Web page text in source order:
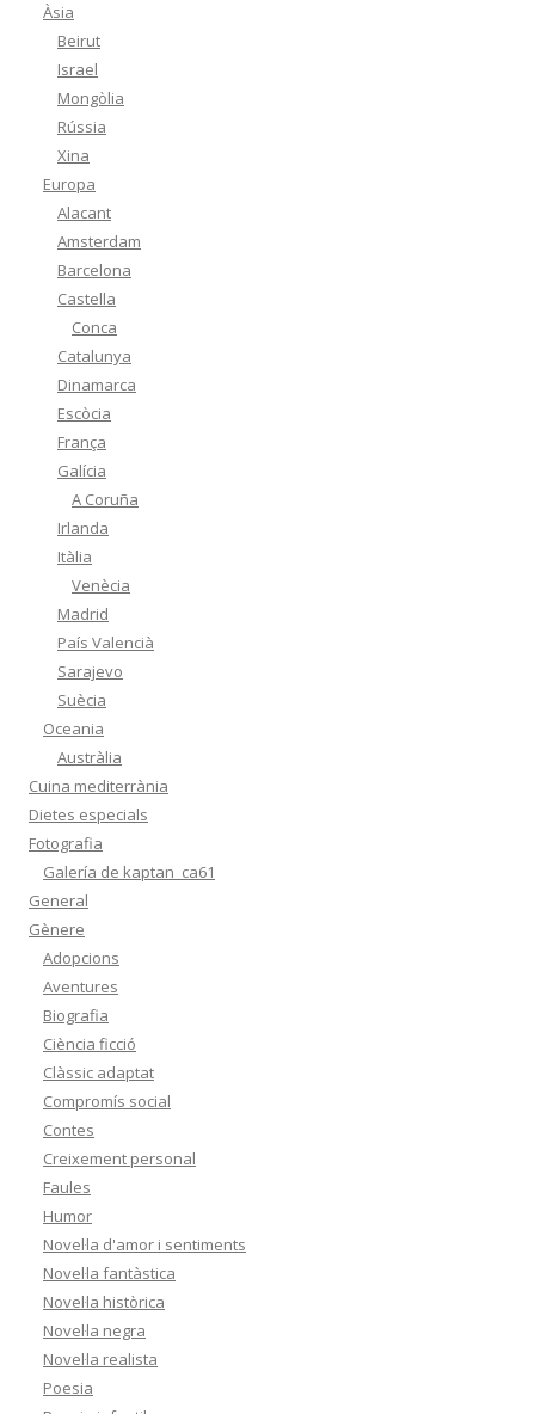
Àsia
Beirut
Israel
Mongòlia
Rússia
Xina
Europa
Alacant
Amsterdam
Barcelona
Castella
Conca
Catalunya
Dinamarca
Escòcia
França
Galícia
A Coruña
Irlanda
Itàlia
Venècia
Madrid
País Valencià
Sarajevo
Suècia
Oceania
Austràlia
Cuina mediterrània
Dietes especials
Fotografia
Galería de kaptan_ca61
General
Gènere
Adopcions
Aventures
Biografia
Ciència ficció
Clàssic adaptat
Compromís social
Contes
Creixement personal
Faules
Humor
Novel·la d'amor i sentiments
Novel·la fantàstica
Novel·la històrica
Novel·la negra
Novel·la realista
Poesia